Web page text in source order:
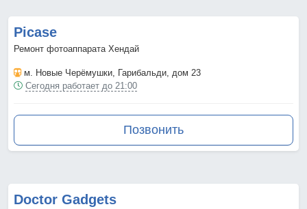
Picase
Ремонт фотоаппарата Хендай
м. Новые Черёмушки , Гарибальди, дом 23
Сегодня работает до 21:00
Позвонить
Doctor Gadgets